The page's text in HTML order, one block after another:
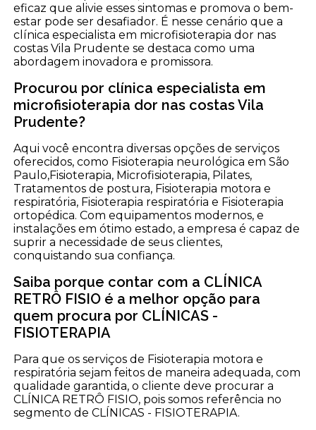
eficaz que alivie esses sintomas e promova o bem-
estar pode ser desafiador. É nesse cenário que a
clínica especialista em microfisioterapia dor nas
costas Vila Prudente se destaca como uma
abordagem inovadora e promissora.
Procurou por clínica especialista em
microfisioterapia dor nas costas Vila
Prudente?
Aqui você encontra diversas opções de serviços
oferecidos, como Fisioterapia neurológica em São
Paulo,Fisioterapia, Microfisioterapia, Pilates,
Tratamentos de postura, Fisioterapia motora e
respiratória, Fisioterapia respiratória e Fisioterapia
ortopédica. Com equipamentos modernos, e
instalações em ótimo estado, a empresa é capaz de
suprir a necessidade de seus clientes,
conquistando sua confiança.
Saiba porque contar com a CLÍNICA
RETRÔ FISIO é a melhor opção para
quem procura por CLÍNICAS -
FISIOTERAPIA
Para que os serviços de Fisioterapia motora e
respiratória sejam feitos de maneira adequada, com
qualidade garantida, o cliente deve procurar a
CLÍNICA RETRÔ FISIO, pois somos referência no
segmento de CLÍNICAS - FISIOTERAPIA.